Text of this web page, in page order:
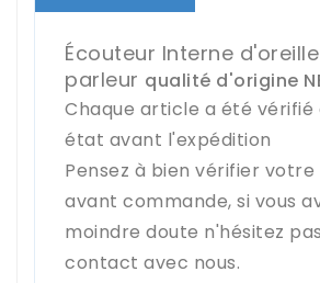
Écouteur Interne
parleur qualité d'origine
Chaque article a été vérifié
état avant l'expédition
Pensez à bien vérifier votre
avant commande, si vous
moindre doute n'hésitez
contact avec nous.